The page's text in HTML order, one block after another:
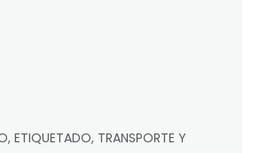
ETIQUETADO, TRANSPORTE Y